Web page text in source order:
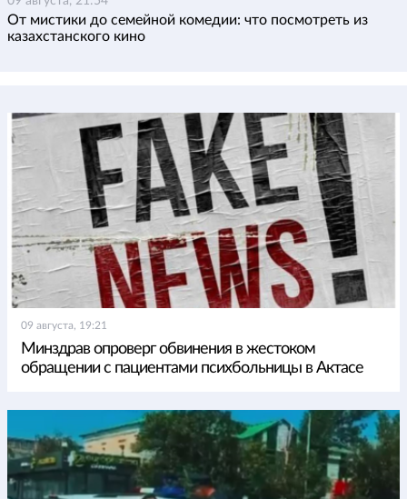
От мистики до семейной комедии: что посмотреть из
казахстанского кино
09 августа, 19:21
Минздрав опроверг обвинения в жестоком
обращении с пациентами психбольницы в Актасе